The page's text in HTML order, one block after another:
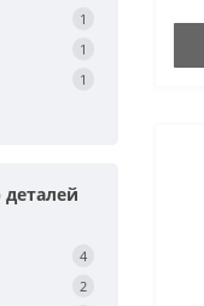
1
1
1
деталей
4
2